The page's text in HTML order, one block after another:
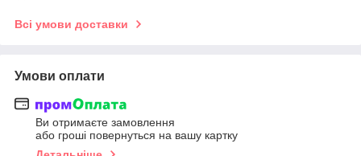
Всі умови доставки
Умови оплати
Ви отримаєте замовлення
або гроші повернуться на вашу картку